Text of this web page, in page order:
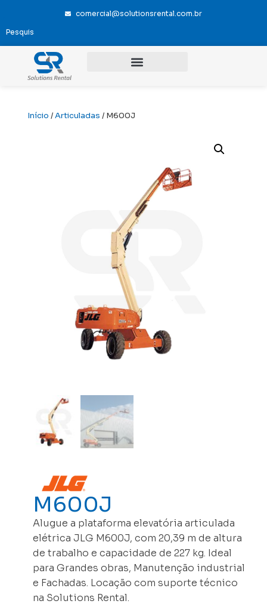
comercial@solutionsrental.com.br
Início /Articuladas / M600J
M600J
Alugue a plataforma elevatória articulada
elétrica JLG M600J, com 20,39 m de altura
de trabalho e capacidade de 227 kg. Ideal
para Grandes obras, Manutenção industrial
e Fachadas. Locação com suporte técnico
na Solutions Rental.